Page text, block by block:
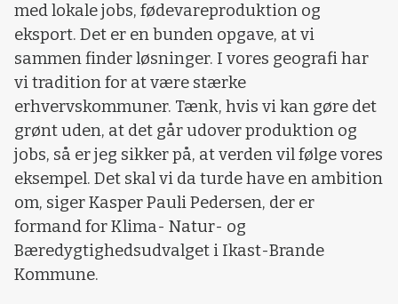
med lokale jobs, fødevareproduktion og
eksport. Det er en bunden opgave, at vi
sammen finder løsninger. I vores geografi har
vi tradition for at være stærke
erhvervskommuner. Tænk, hvis vi kan gøre det
grønt uden, at det går udover produktion og
jobs, så er jeg sikker på, at verden vil følge vores
eksempel. Det skal vi da turde have en ambition
om, siger Kasper Pauli Pedersen, der er
formand for Klima- Natur- og
Bæredygtighedsudvalget i Ikast-Brande
Kommune.